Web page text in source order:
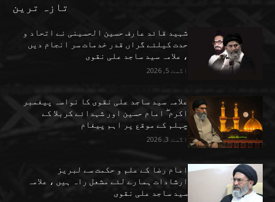
تازہ ترین
شہید قائد عارف حسین الحسینی نے اتحاد و
حدت کیلئے گراں قدر خدمات سر انجام دیں
، علامہ سید ساجد علی نقوی
اگست 5, 2026
علامہ سید ساجد علی نقوی کا نواسہ پیغمبر
اکرم ۖ امام حسین اور شہدائے کربلا کے
چہلم کے موقع پر اہم پیغام
اگست 3, 2026
امام رضا کے علم و حکمت سے لبریز
ارشادات ہمارے لئے مشعل راہ ہیں ، علامہ
سید ساجد علی نقوی